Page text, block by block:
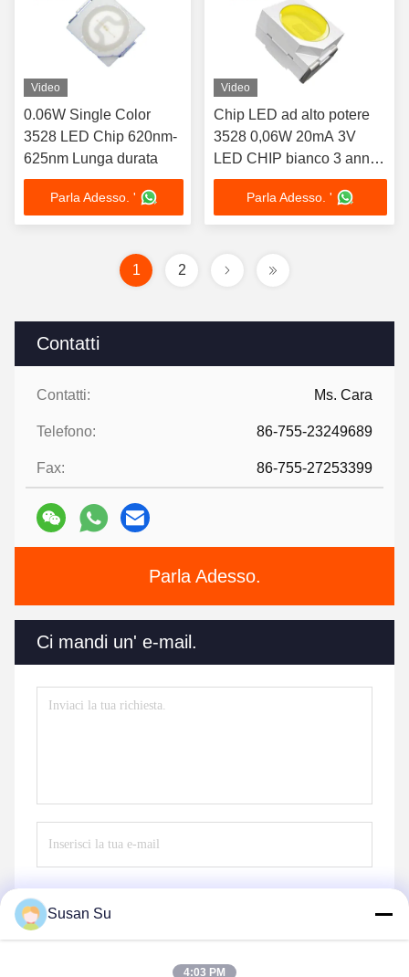
Contatti
Contatti: Ms. Cara
Telefono: 86-755-23249689
Fax: 86-755-27253399
Parla Adesso.
Ci mandi un' e-mail.
Video
0.06W Single Color
3528 LED Chip 620nm-
625nm Lunga durata
Parla Adesso. '
Video
Chip LED ad alto potere
3528 0,06W 20mA 3V
LED CHIP bianco 3 anni
di garanzia
Parla Adesso. '
1 2
Susan Su
4:03 PM